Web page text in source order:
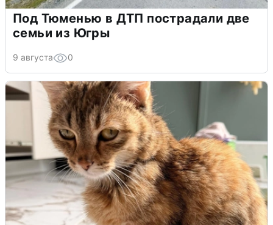
Под Тюменью в ДТП пострадали две
семьи из Югры
9 августа 0